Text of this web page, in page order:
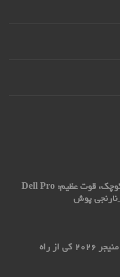
کامپیوتر AI با اندازه کوچک، قوت عظیم: Dell Pro
نسخه آزمایشی فوتبال منیجر ۲۰۲۶ کی از راه